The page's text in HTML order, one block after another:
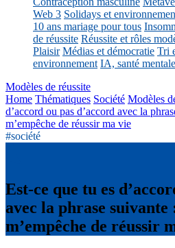
Web 3 Solidays et
10 ans mariage pour tous
de réussite Réussite et rôles
Plaisir Médias et démocratie Tri
environnement IA, santé
Modèles de réussite
Home Thématiques Société Modèles
d’accord ou pas d’accord avec la
m’empêche de réussir ma vie
#société
Est-ce que tu es
avec la phrase suivante
m’empêche de réussir